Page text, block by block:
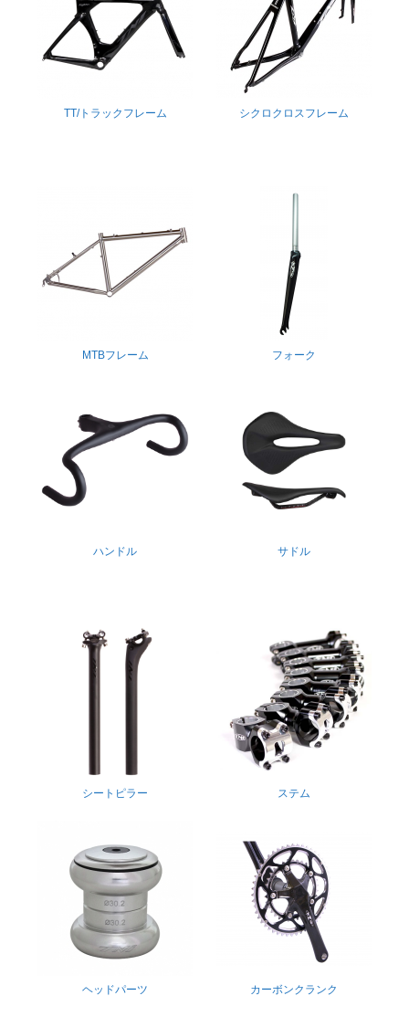
TT/トラックフレーム シクロクロスフレーム
MTBフレーム フォーク
ハンドル サドル
シートピラー ステム
ヘッドパーツ カーボンクランク